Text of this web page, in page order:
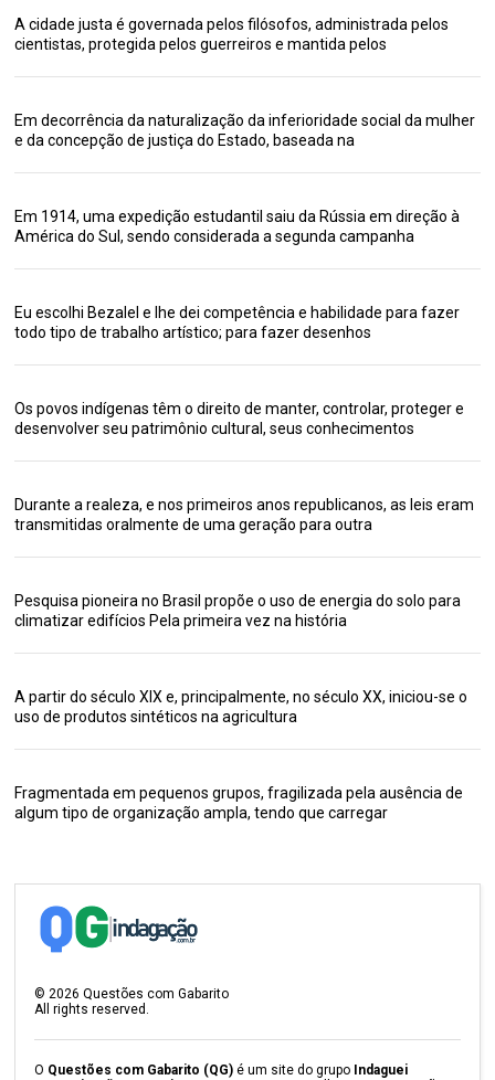
A cidade justa é governada pelos filósofos, administrada pelos
cientistas, protegida pelos guerreiros e mantida pelos
Em decorrência da naturalização da inferioridade social da mulher
e da concepção de justiça do Estado, baseada na
Em 1914, uma expedição estudantil saiu da Rússia em direção à
América do Sul, sendo considerada a segunda campanha
Eu escolhi Bezalel e lhe dei competência e habilidade para fazer
todo tipo de trabalho artístico; para fazer desenhos
Os povos indígenas têm o direito de manter, controlar, proteger e
desenvolver seu patrimônio cultural, seus conhecimentos
Durante a realeza, e nos primeiros anos republicanos, as leis eram
transmitidas oralmente de uma geração para outra
Pesquisa pioneira no Brasil propõe o uso de energia do solo para
climatizar edifícios Pela primeira vez na história
A partir do século XIX e, principalmente, no século XX, iniciou-se o
uso de produtos sintéticos na agricultura
Fragmentada em pequenos grupos, fragilizada pela ausência de
algum tipo de organização ampla, tendo que carregar
© 2026 Questões com Gabarito
All rights reserved.
O Questões com Gabarito (QG) é um site do grupo Indaguei